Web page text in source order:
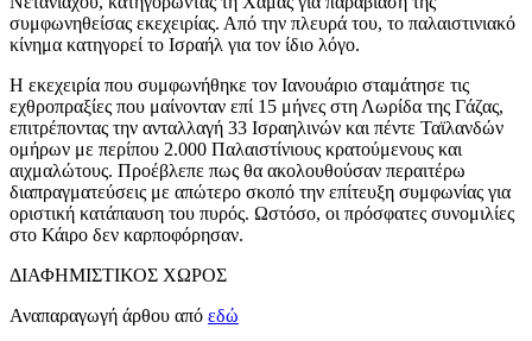
συμφωνηθείσας εκεχειρίας. Από την πλευρά του, το παλαιστινιακό
κίνημα κατηγορεί το Ισραήλ για τον ίδιο λόγο.
Η εκεχειρία που συμφωνήθηκε τον Ιανουάριο σταμάτησε τις
εχθροπραξίες που μαίνονταν επί 15 μήνες στη Λωρίδα της Γάζας,
επιτρέποντας την ανταλλαγή 33 Ισραηλινών και πέντε Ταϊλανδών
ομήρων με περίπου 2.000 Παλαιστίνιους κρατούμενους και
αιχμαλώτους. Προέβλεπε πως θα ακολουθούσαν περαιτέρω
διαπραγματεύσεις με απώτερο σκοπό την επίτευξη συμφωνίας για
οριστική κατάπαυση του πυρός. Ωστόσο, οι πρόσφατες συνομιλίες
στο Κάιρο δεν καρποφόρησαν.
ΔΙΑΦΗΜΙΣΤΙΚΟΣ ΧΩΡΟΣ
Αναπαραγωγή άρθου από εδώ